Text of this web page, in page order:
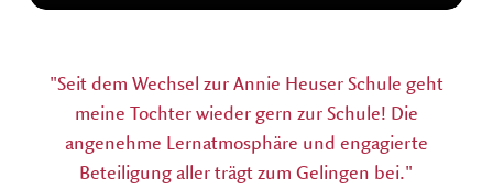
"Seit dem Wechsel zur Annie Heuser Schule geht
meine Tochter wieder gern zur Schule! Die
angenehme Lernatmosphäre und engagierte
Beteiligung aller trägt zum Gelingen bei."